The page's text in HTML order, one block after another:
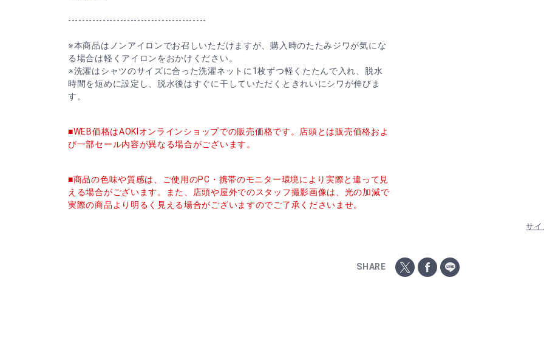
----------------------------------------
※本商品はノンアイロンでお召しいただけますが、購入時のたたみジワが気にな
る場合は軽くアイロンをおかけください。
※洗濯はシャツのサイズに合った洗濯ネットに1枚ずつ軽くたたんで入れ、脱水
時間を短めに設定し、脱水後はすぐに干していただくときれいにシワが伸びま
す。
■WEB価格はAOKIオンラインショップでの販売価格です。店頭とは販売価格およ
び一部セール内容が異なる場合がございます。
■商品の色味や質感は、ご使用のPC・携帯のモニター環境により実際と違って見
える場合がございます。また、店頭や屋外でのスタッフ撮影画像は、光の加減で
実際の商品より明るく見える場合がございますのでご了承くださいませ。
サ
SHARE